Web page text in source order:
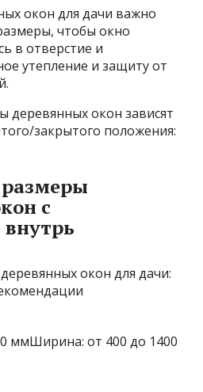
окон для дачи важно
чтобы окно
в отверстие и
утепление и защиту от
деревянных окон зависят
закрытого положения:
с
ммШирина: от 400 до 1400